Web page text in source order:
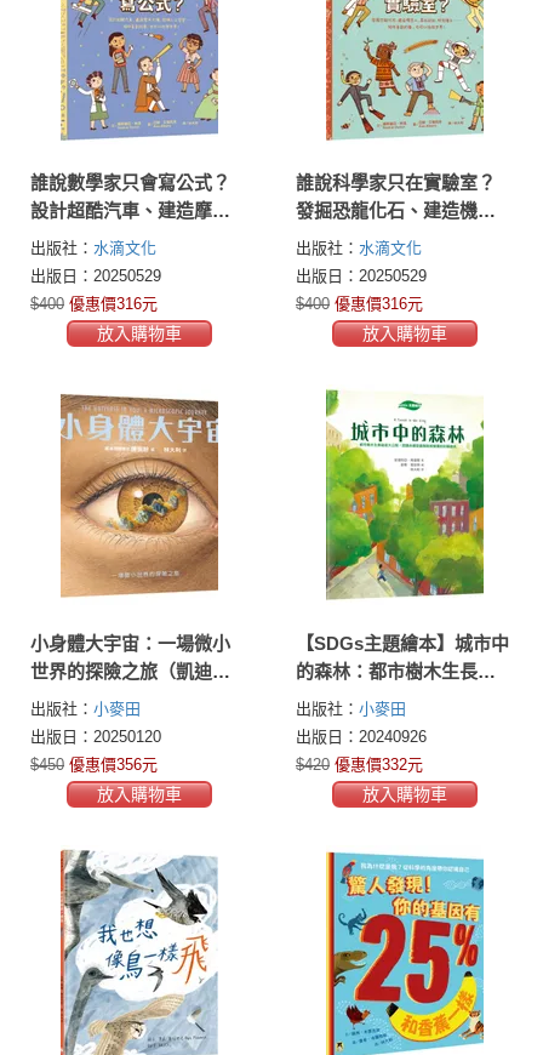
誰說數學家只會寫公式？
設計超酷汽車、建造摩天
大樓、發明人工智慧……
做你喜歡的事，也可以改
變世界！（漫畫式圖像繪
本+鼓舞人心的24位數學家
小傳記）
出版社： 水滴文化
出版日：20250529
$400 優惠價316元
放入購物車
誰說科學家只在實驗室？
發掘恐龍化石、建造機器
人、尋找彩虹、研究種
子……做你喜歡的事，也
可以拯救世界！（漫畫式
圖像繪本+鼓舞人心的24位
科學家小傳記）
出版社： 水滴文化
出版日：20250529
$400 優惠價316元
放入購物車
小身體大宇宙：一場微小
世界的探險之旅（凱迪克
獎得主最新作。首刷限量
贈品「超實用尺規紙墊
板」）
出版社： 小麥田
出版日：20250120
$450 優惠價356元
放入購物車
【SDGs主題繪本】城市中
的森林：都市樹木生長祕
密大公開，認識永續發展
與氣候變遷的知識繪本
（聯合國SDGs永續發展書
出版社： 小麥田
出版日：20240926
$420 優惠價332元
放入購物車